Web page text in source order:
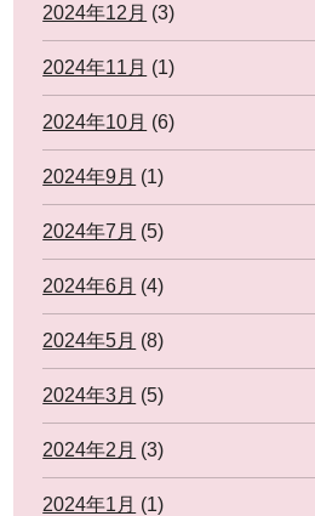
2024年12月 (3)
2024年11月 (1)
2024年10月 (6)
2024年9月 (1)
2024年7月 (5)
2024年6月 (4)
2024年5月 (8)
2024年3月 (5)
2024年2月 (3)
2024年1月 (1)